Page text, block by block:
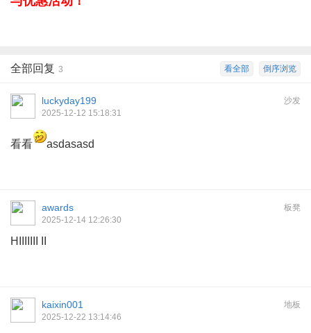
倒序浏览
看全部
全部回复 3
沙发
luckyday199
2025-12-12 15:18:31
看看 asdasasd
板凳
awards
2025-12-14 12:26:30
HIIIIIII II
地板
kaixin001
2025-12-22 13:14:46